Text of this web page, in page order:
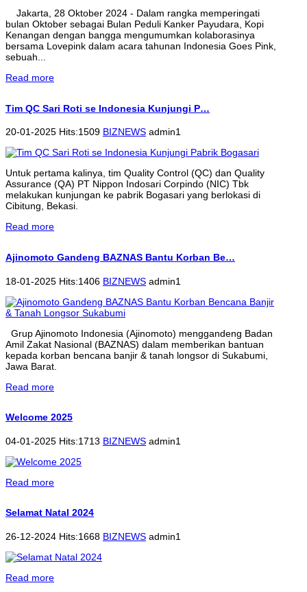
Jakarta, 28 Oktober 2024 - Dalam rangka memperingati
bulan Oktober sebagai Bulan Peduli Kanker Payudara, Kopi
Kenangan dengan bangga mengumumkan kolaborasinya
bersama Lovepink dalam acara tahunan Indonesia Goes Pink,
sebuah...
Read more
Tim QC Sari Roti se Indonesia Kunjungi P…
20-01-2025 Hits:1509 BIZNEWS admin1
Untuk pertama kalinya, tim Quality Control (QC) dan Quality
Assurance (QA) PT Nippon Indosari Corpindo (NIC) Tbk
melakukan kunjungan ke pabrik Bogasari yang berlokasi di
Cibitung, Bekasi.
Read more
Ajinomoto Gandeng BAZNAS Bantu Korban Be…
18-01-2025 Hits:1406 BIZNEWS admin1
Grup Ajinomoto Indonesia (Ajinomoto) menggandeng Badan
Amil Zakat Nasional (BAZNAS) dalam memberikan bantuan
kepada korban bencana banjir & tanah longsor di Sukabumi,
Jawa Barat.
Read more
Welcome 2025
04-01-2025 Hits:1713 BIZNEWS admin1
Read more
Selamat Natal 2024
26-12-2024 Hits:1668 BIZNEWS admin1
Read more